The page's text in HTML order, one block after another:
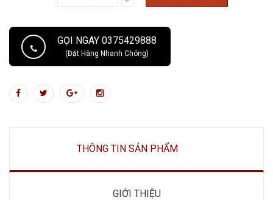
GỌI NGAY 0375429888
(Đặt Hàng Nhanh Chóng)
THÔNG TIN SẢN PHẨM
GIỚI THIỆU